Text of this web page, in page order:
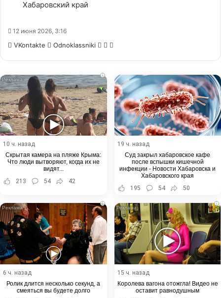
Хабаровский край
12 июня 2026, 3:16
VKontakte Odnoklassniki WhatsApp
Telegram
i
10 ч. назад
Скрытая камера на пляже Крыма:
Что люди вытворяют, когда их не
видят...
213
54 42
19 ч. назад
Суд закрыл хабаровское кафе
после вспышки кишечной
инфекции - Новости Хабаровска и
Хабаровского края
195
54 50
i
6 ч. назад
Ролик длится несколько секунд, а
смеяться вы будете долго
i
15 ч. назад
Королева вагона отожгла! Видео не
оставит равнодушным